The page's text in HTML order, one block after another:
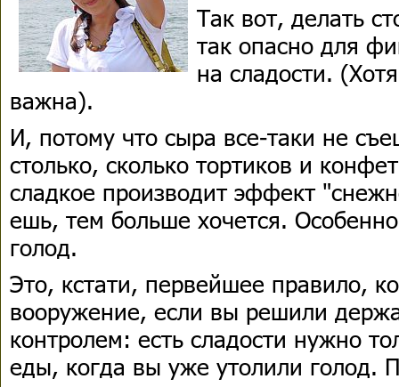
Так вот, делать
так опасно для
на сладости.
важна).
И, потому что сыра все-таки не
столько, сколько тортиков и
сладкое производит эффект
ешь, тем больше хочется.
голод.
Это, кстати, первейшее правило,
вооружение, если вы решили
контролем: есть сладости нужно
еды, когда вы уже утолили голод.